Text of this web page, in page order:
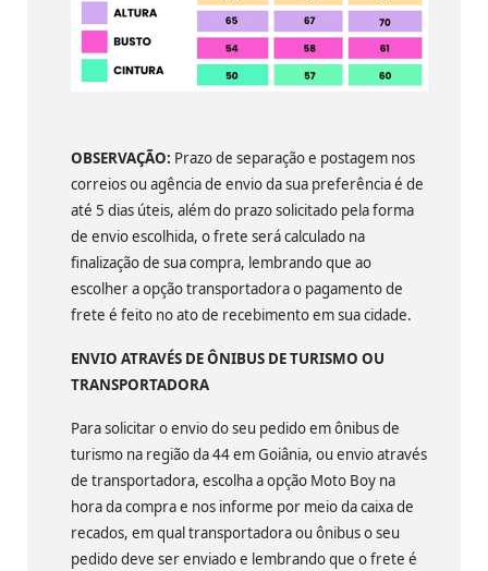
OBSERVAÇÃO: Prazo de separação e postagem nos
correios ou agência de envio da sua preferência é de
até 5 dias úteis, além do prazo solicitado pela forma
de envio escolhida, o frete será calculado na
finalização de sua compra, lembrando que ao
escolher a opção transportadora o pagamento de
frete é feito no ato de recebimento em sua cidade.
ENVIO ATRAVÉS DE ÔNIBUS DE TURISMO OU
TRANSPORTADORA
Para solicitar o envio do seu pedido em ônibus de
turismo na região da 44 em Goiânia, ou envio através
de transportadora, escolha a opção Moto Boy na
hora da compra e nos informe por meio da caixa de
recados, em qual transportadora ou ônibus o seu
pedido deve ser enviado e lembrando que o frete é